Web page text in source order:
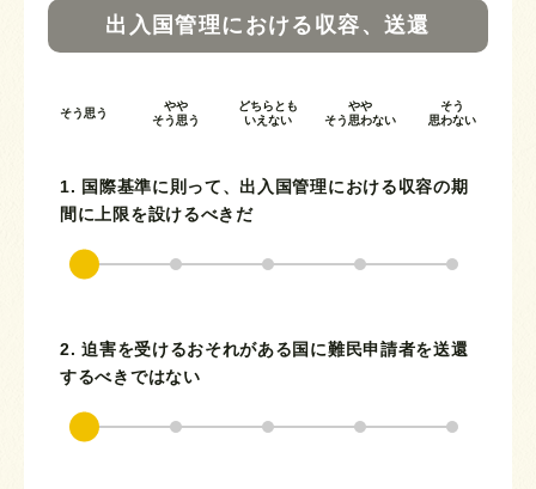
出入国管理における収容、送還
そう思う
やや
そう思う
どちらとも
いえない
やや
そう思わない
そう
思わない
1. 国際基準に則って、出入国管理における収容の期
間に上限を設けるべきだ
2. 迫害を受けるおそれがある国に難民申請者を送還
するべきではない